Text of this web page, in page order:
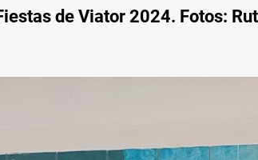
de Viator 2024. Fotos: